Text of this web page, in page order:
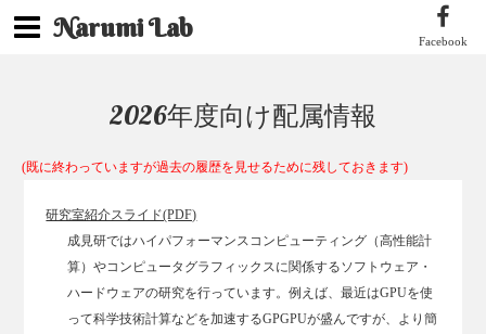
Narumi Lab Facebook
2026年度向け配属情報
(既に終わっていますが過去の履歴を見せるために残しておきます)
研究室紹介スライド(PDF)
成見研ではハイパフォーマンスコンピューティング（高性能計
算）やコンピュータグラフィックスに関係するソフトウェア・
ハードウェアの研究を行っています。例えば、最近はGPUを使
って科学技術計算などを加速するGPGPUが盛んですが、より簡